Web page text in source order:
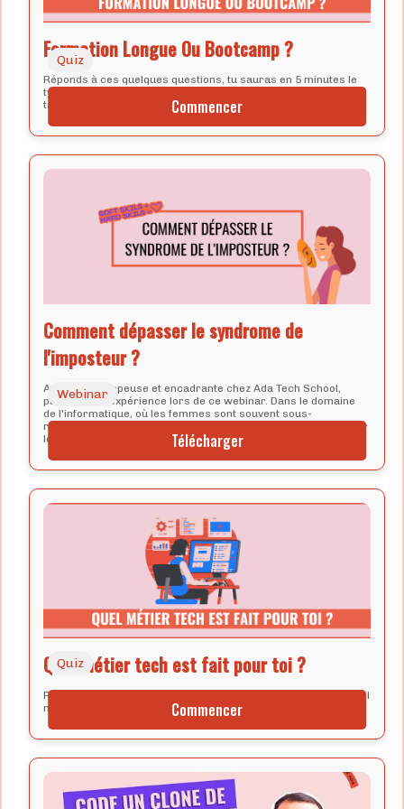
Formation Longue Ou Bootcamp ?
Réponds à ces quelques questions, tu sauras en 5 minutes le
type de formation qui correspond le mieux à tes ambitions et à
ta situation actuelle.
Quiz
Commencer
Comment dépasser le syndrome de
l'imposteur ?
Anaïs, développeuse et encadrante chez Ada Tech School,
partage son expérience lors de ce webinar. Dans le domaine
de l'informatique, où les femmes sont souvent sous-
représentées, il peut être particulièrement difficile de se sentir
légitime et de trouver sa place.
Webinar
Télécharger
Quel métier tech est fait pour toi ?
Réponds à ces quelques questions, tu sauras en 5 minutes quel
métier correspond le mieux à ton profil !
Quiz
Commencer